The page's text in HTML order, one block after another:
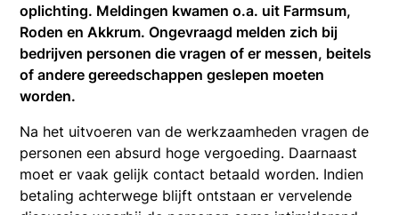
oplichting. Meldingen kwamen o.a. uit Farmsum,
Roden en Akkrum. Ongevraagd melden zich bij
bedrijven personen die vragen of er messen, beitels
of andere gereedschappen geslepen moeten
worden.
Na het uitvoeren van de werkzaamheden vragen de
personen een absurd hoge vergoeding. Daarnaast
moet er vaak gelijk contact betaald worden. Indien
betaling achterwege blijft ontstaan er vervelende